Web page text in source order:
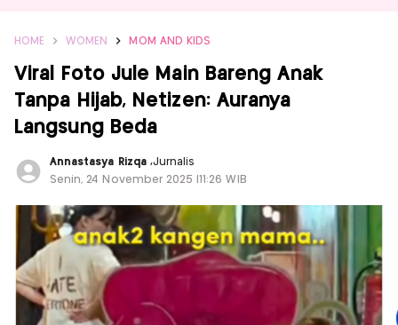
HOME WOMEN MOM AND KIDS
Viral Foto Jule Main Bareng Anak
Tanpa Hijab, Netizen: Auranya
Langsung Beda
Annastasya Rizqa ,Jurnalis
Senin, 24 November 2025 |11:26 WIB